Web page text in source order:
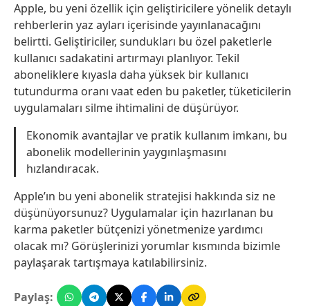
Apple, bu yeni özellik için geliştiricilere yönelik detaylı
rehberlerin yaz ayları içerisinde yayınlanacağını
belirtti. Geliştiriciler, sundukları bu özel paketlerle
kullanıcı sadakatini artırmayı planlıyor. Tekil
aboneliklere kıyasla daha yüksek bir kullanıcı
tutundurma oranı vaat eden bu paketler, tüketicilerin
uygulamaları silme ihtimalini de düşürüyor.
Ekonomik avantajlar ve pratik kullanım imkanı, bu
abonelik modellerinin yaygınlaşmasını
hızlandıracak.
Apple’ın bu yeni abonelik stratejisi hakkında siz ne
düşünüyorsunuz? Uygulamalar için hazırlanan bu
karma paketler bütçenizi yönetmenize yardımcı
olacak mı? Görüşlerinizi yorumlar kısmında bizimle
paylaşarak tartışmaya katılabilirsiniz.
Paylaş: